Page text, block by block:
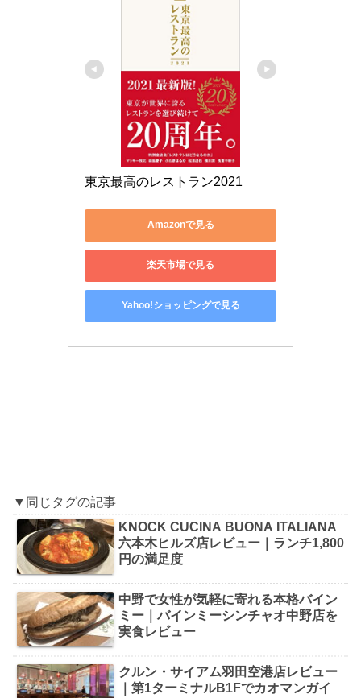
東京最高のレストラン2021
Amazonで見る
楽天市場で見る
Yahoo!ショッピングで見る
▼同じタグの記事
KNOCK CUCINA BUONA ITALIANA
六本木ヒルズ店レビュー｜ランチ1,800
円の満足度
中野で女性が気軽に寄れる本格バイン
ミー｜バインミーシンチャオ中野店を
実食レビュー
クルン・サイアム羽田空港店レビュー
｜第1ターミナルB1Fでカオマンガイ